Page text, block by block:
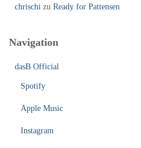
chrischi zu Ready for Pattensen
Navigation
dasB Official
Spotify
Apple Music
Instagram